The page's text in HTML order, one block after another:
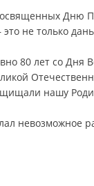
Дню
не только
80 лет со
нашу
невозможное